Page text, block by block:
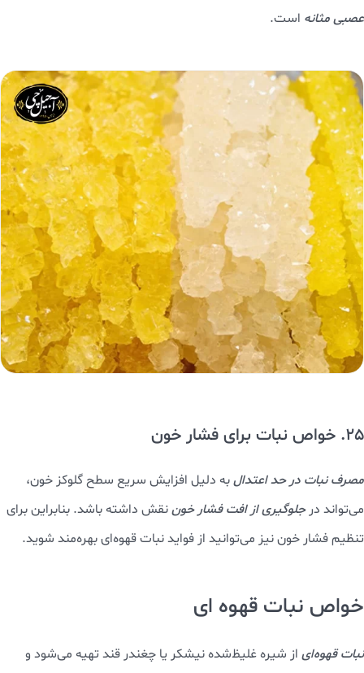
عصبی مثانه است.
25. خواص نبات برای فشار خون
مصرف نبات در حد اعتدالبه دلیل افزایش سریع سطح گلوکز خون،
می‌تواند درجلوگیری از افت فشار خوننقش داشته باشد. بنابراین برای
تنظیم فشار خون نیز می‌توانید از فواید نبات قهوه‌ای بهره‌مند شوید.
خواص نبات قهوه ای
نبات قهوه‌ای از شیره غلیظ‌شده نیشکر یا چغندر قند تهیه می‌شود و